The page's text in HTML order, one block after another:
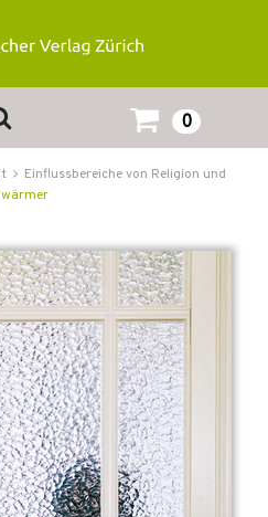
0
Einflussbereiche von Religion und